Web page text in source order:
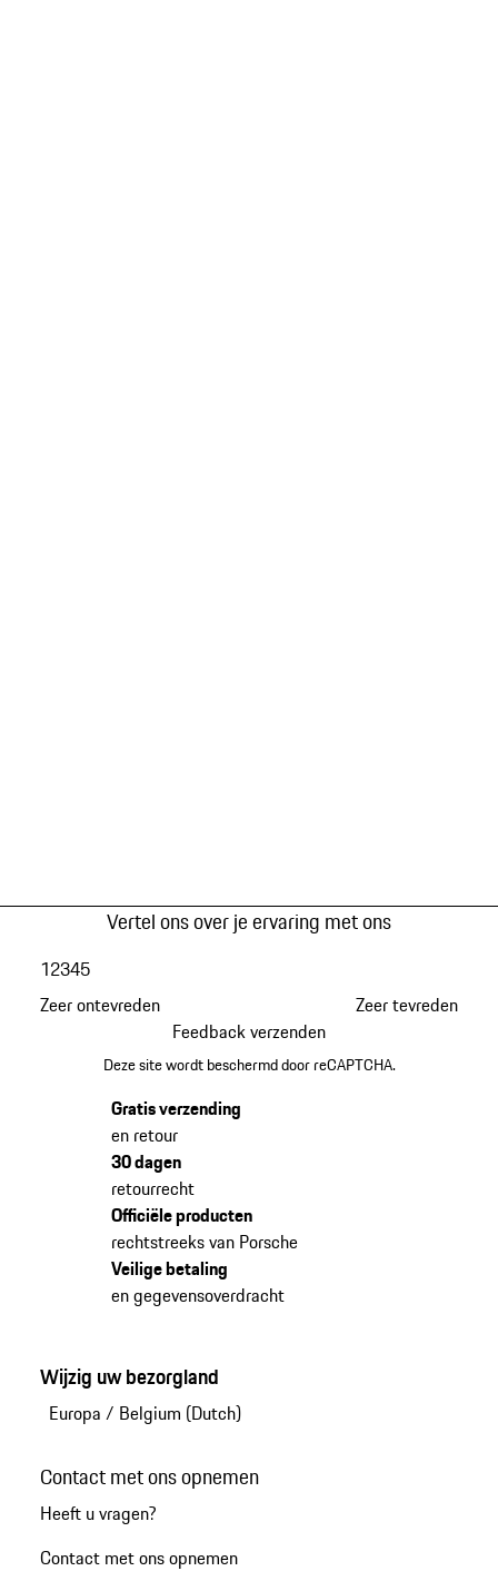
Vertel ons over je ervaring met ons
Zeer ontevreden
12345
Zeer tevreden
Feedback verzenden
Deze site wordt beschermd door reCAPTCHA.
Gratis verzending
en retour
30 dagen
retourrecht
Officiële producten
rechtstreeks van Porsche
Veilige betaling
en gegevensoverdracht
Wijzig uw bezorgland
Europa / Belgium (Dutch)
Contact met ons opnemen
Heeft u vragen?
Contact met ons opnemen